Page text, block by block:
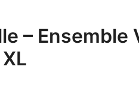
– Ensemble